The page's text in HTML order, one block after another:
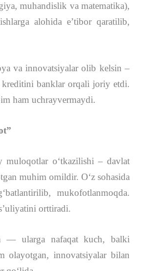
muhandislik va matematika),
alohida e’tibor qaratilib,
va innovatsiyalar olib kelsin –
banklar orqali joriy etdi.
ham uchrayvermaydi.
muloqotlar oʻtkazilishi – davlat
muhim omildir. O‘z sohasida
mukofotlanmoqda.
orttiradi.
— ularga nafaqat kuch, balki
olayotgan, innovatsiyalar bilan